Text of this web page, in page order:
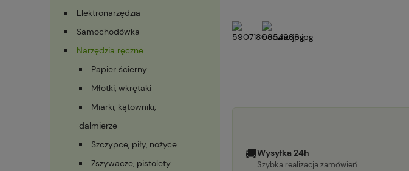
Elektronarzędzia
Samochodówka
Narzędzia ręczne
Papier ścierny
Młotki, wkrętaki
Miarki, kątowniki,
dalmierze
Szczypce, piły, nożyce
Zszywacze, pistolety
🚚Wysyłka 24h
Szybka realizacja zamówień.